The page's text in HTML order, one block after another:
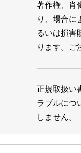
著作権、肖
り、場合に
るいは損害
ります。ご
正規取扱い
ラブルにつ
しません。